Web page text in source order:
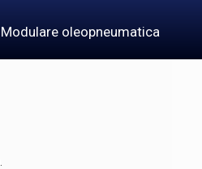
Modulare oleopneumatica